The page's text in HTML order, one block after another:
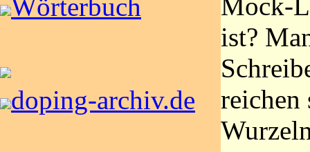
Wörterbuch
doping-archiv.de
ist?
reichen